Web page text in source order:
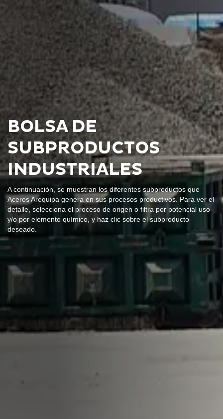
BOLSA DE
SUBPRODUCTOS
INDUSTRIALES
A continuación, se muestran los diferentes subproductos que
Aceros Arequipa genera en sus procesos productivos. Para ver el
detalle, selecciona el proceso de origen o filtra por potencial uso
y/o por elemento químico, y haz clic sobre el subproducto
deseado.